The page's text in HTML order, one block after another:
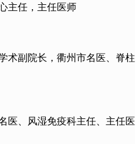
主任，主任医师
术副院长，衢州市名医、脊柱
医、风湿免疫科主任、主任医